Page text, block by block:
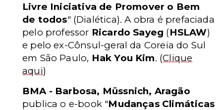
Livre Iniciativa de Promover o Bem
de todos" (Dialética). A obra é prefaciada
pelo professor Ricardo Sayeg (HSLAW)
e pelo ex-Cônsul-geral da Coreia do Sul
em São Paulo, Hak You Kim. (Clique
aqui)
BMA - Barbosa, Müssnich, Aragão
publica o e-book "Mudanças Climáticas